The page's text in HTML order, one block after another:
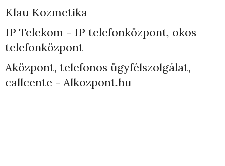
Klau Kozmetika
IP Telekom - IP telefonközpont, okos
telefonközpont
Aközpont, telefonos ügyfélszolgálat,
callcente - Alkozpont.hu